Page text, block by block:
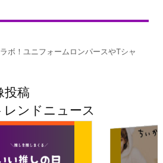
ボ！ユニフォームロンパースやTシャ
投稿
ンドニュース